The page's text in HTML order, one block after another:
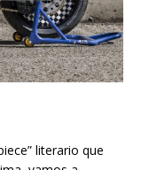
literario que